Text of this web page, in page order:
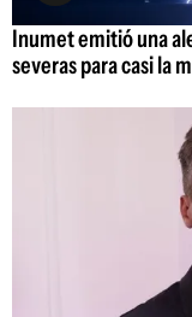
Inumet emitió una
severas para casi la